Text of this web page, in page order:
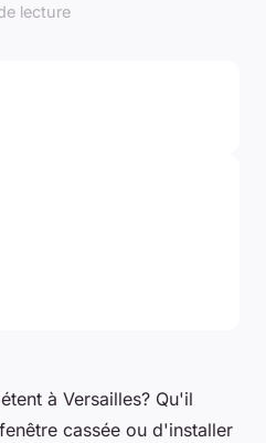
lecture
à Versailles? Qu'il
cassée ou d'installer